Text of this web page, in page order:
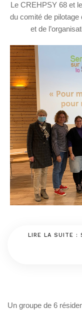
‍Le CREHPSY 68 et
du comité de pilotage
et de
LIRE LA SUITE :
Un groupe de 6